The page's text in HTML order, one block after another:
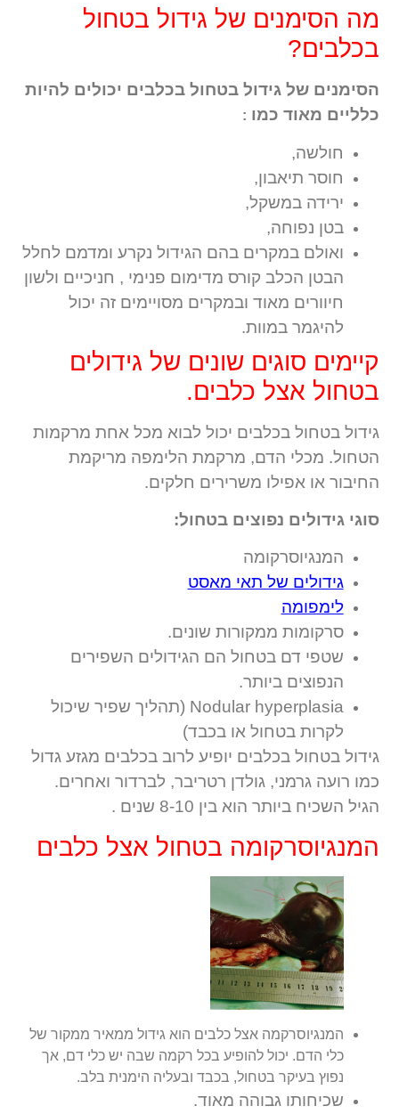
מה הסימנים של גידול בטחול
בכלבים?
הסימנים של גידול בטחול בכלבים יכולים להיות
כלליים מאוד כמו :
חולשה,
חוסר תיאבון,
ירידה במשקל,
בטן נפוחה,
ואולם במקרים בהם הגידול נקרע ומדמם לחלל
הבטן הכלב קורס מדימום פנימי , חניכיים ולשון
חיוורים מאוד ובמקרים מסויימים זה יכול
להיגמר במוות.
קיימים סוגים שונים של גידולים
בטחול אצל כלבים.
גידול בטחול בכלבים יכול לבוא מכל אחת מרקמות
הטחול. מכלי הדם, מרקמת הלימפה מריקמת
החיבור או אפילו משרירים חלקים.
סוגי גידולים נפוצים בטחול:
המנגיוסרקומה
גידולים של תאי מאסט
לימפומה
סרקומות ממקורות שונים.
שטפי דם בטחול הם הגידולים השפירים
הנפוצים ביותר.
Nodular hyperplasia (תהליך שפיר שיכול
לקרות בטחול או בכבד)
גידול בטחול בכלבים יופיע לרוב בכלבים מגזע גדול
כמו רועה גרמני, גולדן רטריבר, לברדור ואחרים.
הגיל השכיח ביותר הוא בין 8-10 שנים .
המנגיוסרקומה בטחול אצל כלבים
המנגיוסרקמה אצל כלבים הוא גידול ממאיר ממקור של
כלי הדם. יכול להופיע בכל רקמה שבה יש כלי דם, אך
נפוץ בעיקר בטחול, בכבד ובעליה הימנית בלב.
שכיחותו גבוהה מאוד.